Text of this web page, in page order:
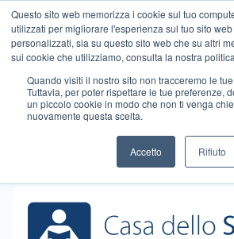
Questo sito web memorizza i cookie sul tuo
utilizzati per migliorare l'esperienza sul tuo sito
personalizzati, sia su questo sito web che su altri
sui cookie che utilizziamo, consulta la nostra
Quando visiti il ​​nostro sito non tracceremo le
Tuttavia, per poter rispettare le tue preferenze,
un piccolo cookie in modo che non ti venga
nuovamente questa scelta.
Accetto Rifiuto